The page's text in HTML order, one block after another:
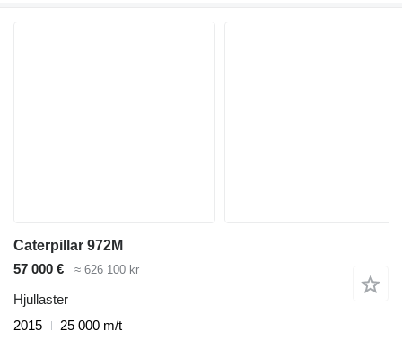
Caterpillar 972M
57 000 €
≈ 626 100 kr
Hjullaster
2015
25 000 m/t